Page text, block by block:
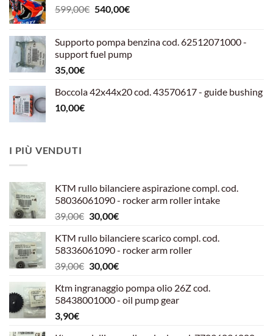
599,00€ Il
era:
599,00€.
540,00€Il
è:
540,00€.
Supporto pompa benzina cod. 62512071000 -
support fuel pump
35,00€
Boccola 42x44x20 cod. 43570617 - guide bushing
10,00€
I PIÙ VENDUTI
KTM rullo bilanciere aspirazione compl. cod.
58036061090 - rocker arm roller intake
39,00€ Il
originale
era:
39,00€.
30,00€Il
attuale
è:
30,00€.
KTM rullo bilanciere scarico compl. cod.
58336061090 - rocker arm roller
39,00€ Il
originale
era:
30,00€Il
attuale
è:
Ktm ingranaggio pompa olio 26Z cod.
58438001000 - oil pump gear
3,90€